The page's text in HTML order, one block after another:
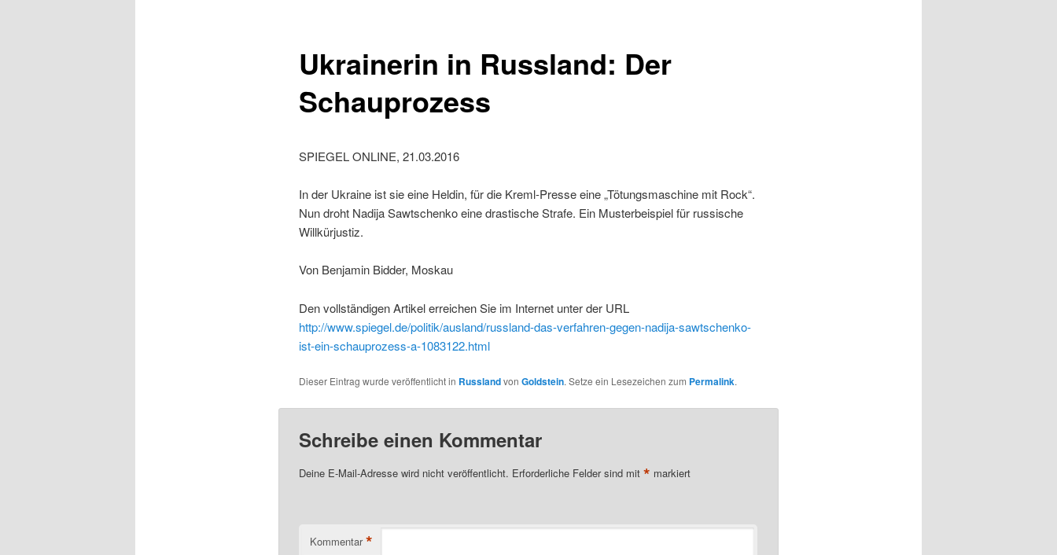
Ukrainerin in Russland: Der
Schauprozess
SPIEGEL ONLINE, 21.03.2016
In der Ukraine ist sie eine Heldin, für die Kreml-Presse eine „Tötungsmaschine mit Rock“.
Nun droht Nadija Sawtschenko eine drastische Strafe. Ein Musterbeispiel für russische
Willkürjustiz.
Von Benjamin Bidder, Moskau
Den vollständigen Artikel erreichen Sie im Internet unter der URL
http://www.spiegel.de/politik/ausland/russland-das-verfahren-gegen-nadija-sawtschenko-
ist-ein-schauprozess-a-1083122.html
Dieser Eintrag wurde veröffentlicht in Russlandvon Goldstein. Setze ein Lesezeichen zum Permalink.
Schreibe einen Kommentar
Deine E-Mail-Adresse wird nicht veröffentlicht. Erforderliche Felder sind mit * markiert
Kommentar *